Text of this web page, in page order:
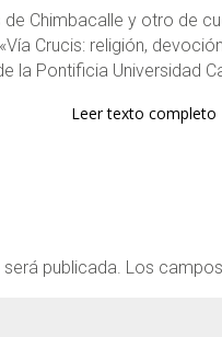
de Chimbacalle y otro de
Crucis: religión,
la Pontificia Universidad
Leer texto completo
publicada. Los